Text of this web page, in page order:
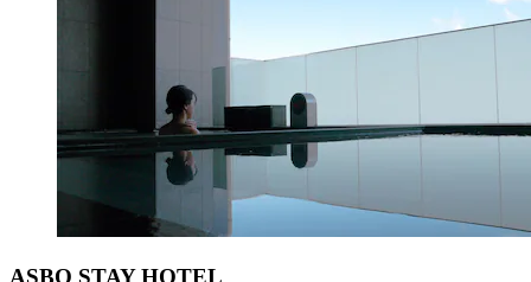
ASBO STAY HOTEL